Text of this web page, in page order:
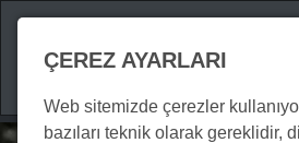
ÇEREZ AYARLARI
Web sitemizde çerezler
bazıları teknik olarak gereklidir,